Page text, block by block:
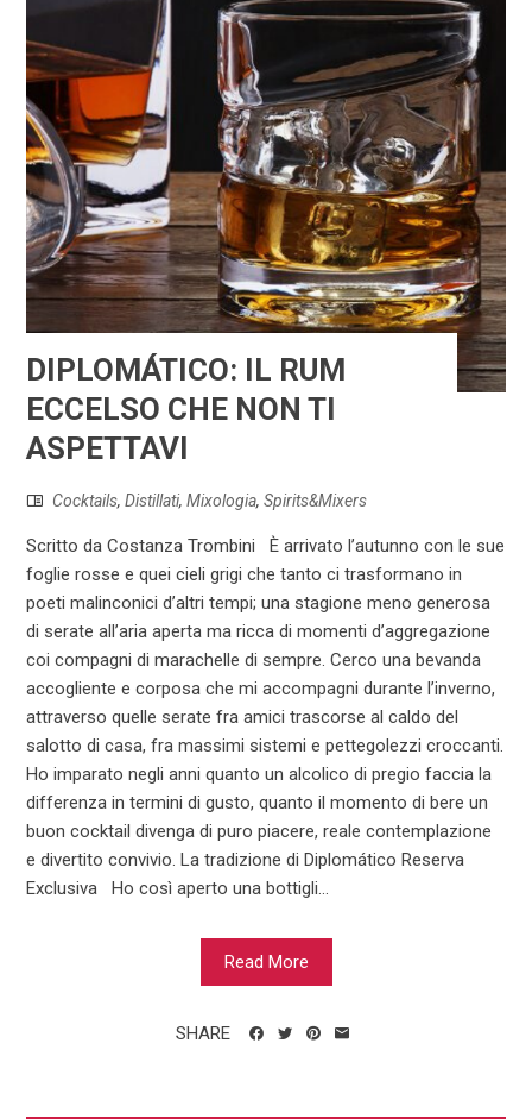
DIPLOMÁTICO: IL RUM
ECCELSO CHE NON TI
ASPETTAVI
Cocktails,Distillati,Mixologia,Spirits&Mixers
Scritto da Costanza Trombini È arrivato l’autunno con le sue
foglie rosse e quei cieli grigi che tanto ci trasformano in
poeti malinconici d’altri tempi; una stagione meno generosa
di serate all’aria aperta ma ricca di momenti d’aggregazione
coi compagni di marachelle di sempre. Cerco una bevanda
accogliente e corposa che mi accompagni durante l’inverno,
attraverso quelle serate fra amici trascorse al caldo del
salotto di casa, fra massimi sistemi e pettegolezzi croccanti.
Ho imparato negli anni quanto un alcolico di pregio faccia la
differenza in termini di gusto, quanto il momento di bere un
buon cocktail divenga di puro piacere, reale contemplazione
e divertito convivio. La tradizione di Diplomático Reserva
Exclusiva Ho così aperto una bottigli...
Read More
SHARE